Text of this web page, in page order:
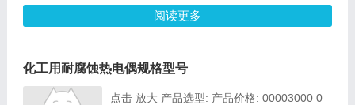
阅读更多
化工用耐腐蚀热电偶规格型号
点击 放大 产品选型: 产品价格: 00003000 0